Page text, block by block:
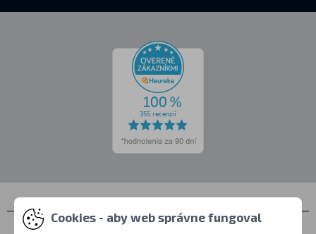
Kontakty
Cookies - aby web správne fungoval